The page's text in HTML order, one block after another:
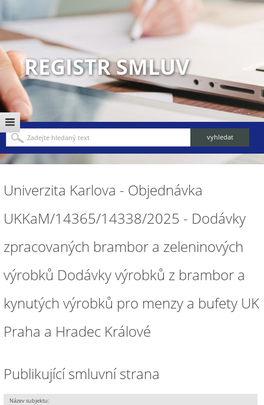
REGISTR SMLUV
Univerzita Karlova - Objednávka
UKKaM/14365/14338/2025 - Dodávky
zpracovaných brambor a zeleninových
výrobků Dodávky výrobků z brambor a
kynutých výrobků pro menzy a bufety UK
Praha a Hradec Králové
Publikující smluvní strana
Název subjektu: